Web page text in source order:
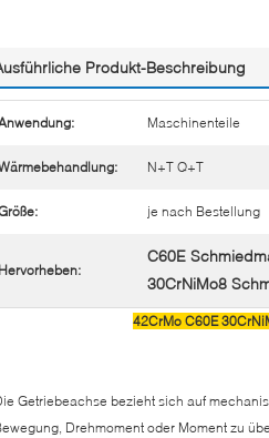
Produkt-Beschreibung
Maschinenteile
N+T Q+T
je nach Bestellung
Hervorheben:
C60E
30CrNiMo8
42CrMo C60E
Getriebeachse bezieht sich auf
Drehmoment oder Moment zu